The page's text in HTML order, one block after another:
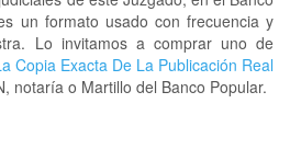
un formato usado con frecuencia y
Lo invitamos a comprar uno de
Copia Exacta De La Publicación Real
notaría o Martillo del Banco Popular.